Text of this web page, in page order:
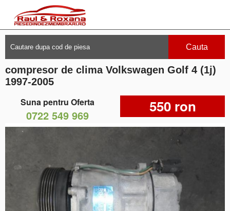
Cauta
compresor de clima Volkswagen Golf 4 (1j)
1997-2005
Suna pentru Oferta
0722 549 969 550 ron